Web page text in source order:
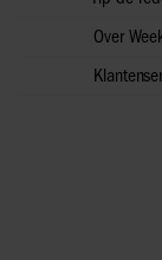
Over